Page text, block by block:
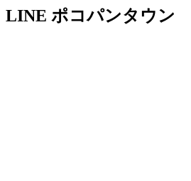
LINE ポコパンタウン